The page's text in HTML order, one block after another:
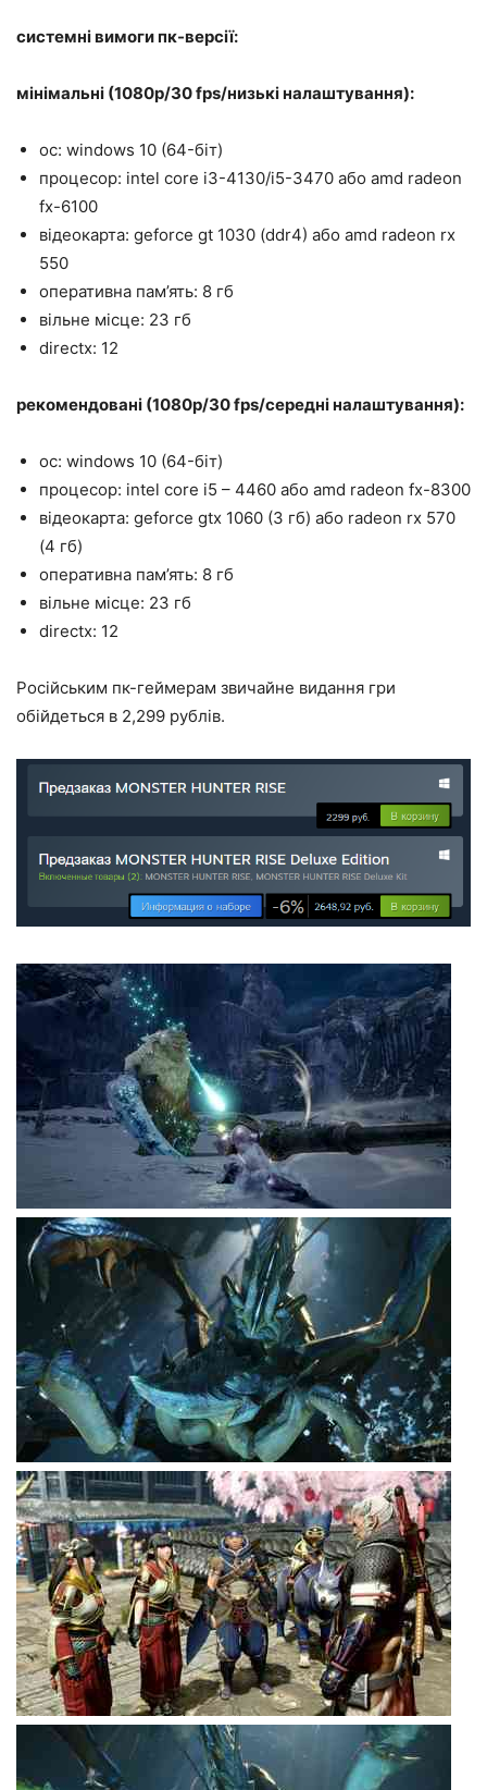
системні вимоги пк-версії:
мінімальні (1080p/30 fps/низькі налаштування):
ос: windows 10 (64-біт)
процесор: intel core i3-4130/i5-3470 або amd radeon
fx-6100
відеокарта: geforce gt 1030 (ddr4) або amd radeon rx
550
оперативна пам’ять: 8 гб
вільне місце: 23 гб
directx: 12
рекомендовані (1080p/30 fps/середні налаштування):
ос: windows 10 (64-біт)
процесор: intel core i5 – 4460 або amd radeon fx-8300
відеокарта: geforce gtx 1060 (3 гб) або radeon rx 570
(4 гб)
оперативна пам’ять: 8 гб
вільне місце: 23 гб
directx: 12
Російським пк-геймерам звичайне видання гри
обійдеться в 2,299 рублів.